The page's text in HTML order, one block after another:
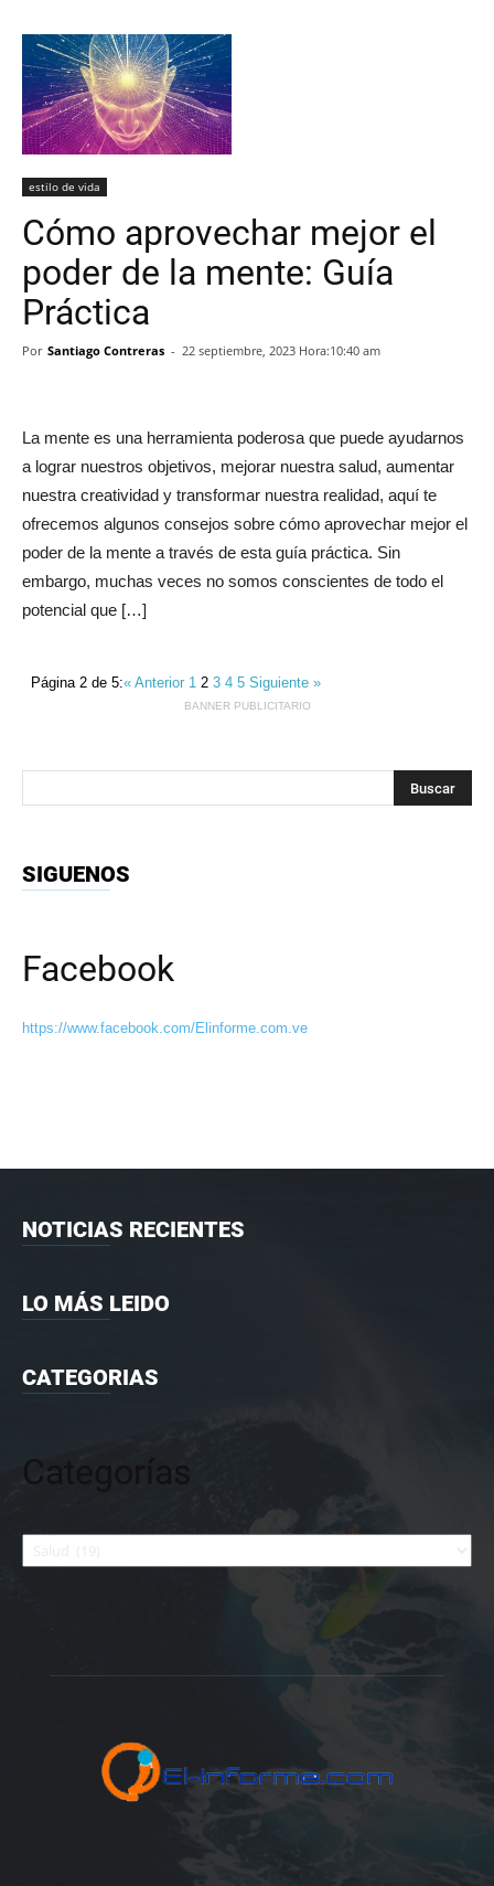
estilo de vida
Cómo aprovechar mejor el
poder de la mente: Guía
Práctica
Por Santiago Contreras - 22 septiembre, 2023 Hora:10:40 am
La mente es una herramienta poderosa que puede ayudarnos
a lograr nuestros objetivos, mejorar nuestra salud, aumentar
nuestra creatividad y transformar nuestra realidad, aquí te
ofrecemos algunos consejos sobre cómo aprovechar mejor el
poder de la mente a través de esta guía práctica. Sin
embargo, muchas veces no somos conscientes de todo el
potencial que […]
Página 2 de 5:« Anterior 12 345Siguiente »
BANNER PUBLICITARIO
SIGUENOS
Facebook
https://www.facebook.com/Elinforme.com.ve
NOTICIAS RECIENTES
LO MÁS LEIDO
CATEGORIAS
Categorías
Categorías